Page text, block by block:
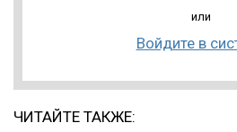
или
Войдите в
ЧИТАЙТЕ ТАКЖЕ: